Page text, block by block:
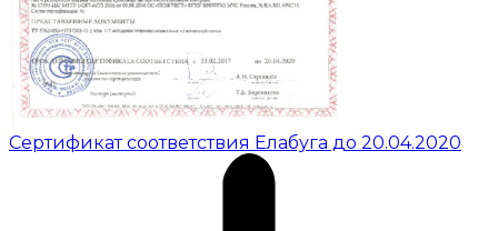
Сертификат соответствия Елабуга до 20.04.2020